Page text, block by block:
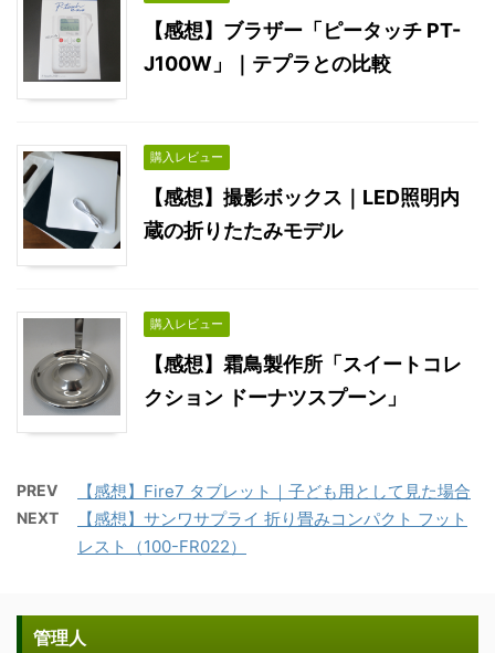
【感想】ブラザー「ピータッチ PT-
J100W」｜テプラとの比較
購入レビュー
【感想】撮影ボックス｜LED照明内
蔵の折りたたみモデル
購入レビュー
【感想】霜鳥製作所「スイートコレ
クション ドーナツスプーン」
PREV 【感想】Fire7 タブレット｜子ども用として見た場合
NEXT
【感想】サンワサプライ 折り畳みコンパクト フット
レスト（100-FR022）
管理人